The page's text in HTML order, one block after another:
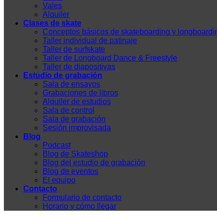
Vales
Alquiler
Clases de skate
Conceptos básicos de skateboarding y
Taller individual de patinaje
Taller de surfskate
Taller de Longboard Dance & Freestyle
Taller de diapositivas
Estudio de grabación
Sala de ensayos
Grabaciones de libros
Alquiler de estudios
Sala de control
Sala de grabación
Sesión improvisada
Blog
Podcast
Blog de Skateshop
Blog del estudio de grabación
Blog de eventos
El equipo
Contacto
Formulario de contacto
Horario y cómo llegar